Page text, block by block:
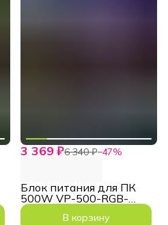
3 369 ₽6 340 ₽−47%
Блок питания для ПК
500W VP-500-RGB-
MODULAR Bronze
В корзину